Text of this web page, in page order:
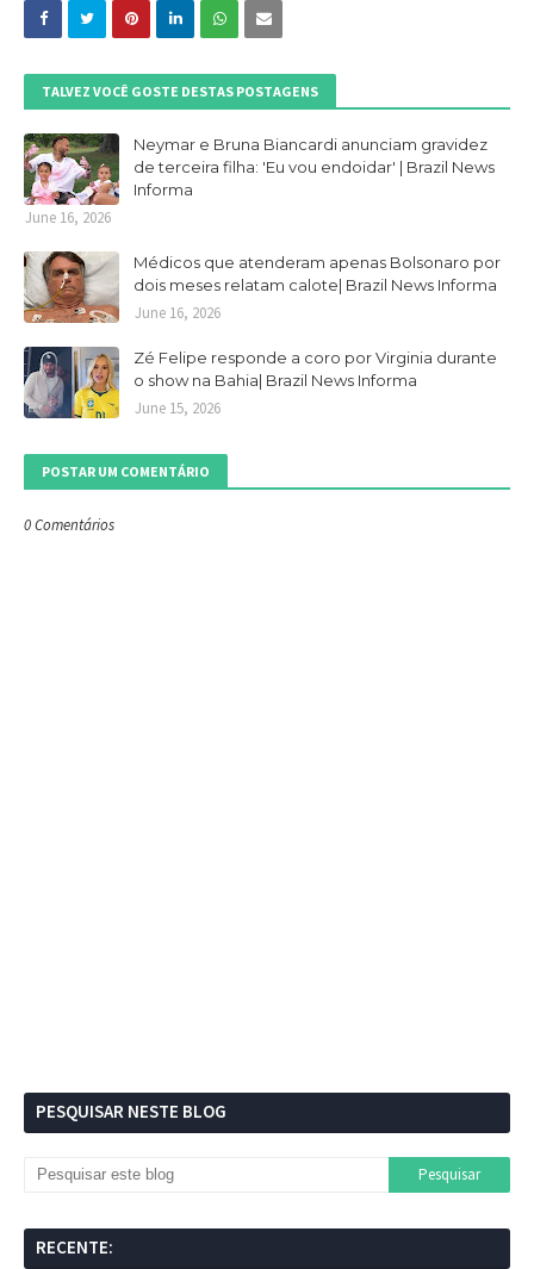
TALVEZ VOCÊ GOSTE DESTAS POSTAGENS
Neymar e Bruna Biancardi anunciam gravidez
de terceira filha: 'Eu vou endoidar' | Brazil News
Informa
June 16, 2026
Médicos que atenderam apenas Bolsonaro por
dois meses relatam calote| Brazil News Informa
June 16, 2026
Zé Felipe responde a coro por Virginia durante
o show na Bahia| Brazil News Informa
June 15, 2026
POSTAR UM COMENTÁRIO
0 Comentários
PESQUISAR NESTE BLOG
RECENTE: